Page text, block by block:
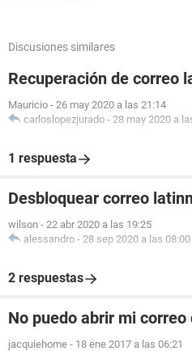
Discusiones similares
Recuperación de correo
Mauricio - 26 may 2020 a las 21:14
carloslopezjurado - 28 may 2020 a
1 respuesta
Desbloquear correo
wilson - 22 abr 2020 a las 19:25
alessandro - 28 sep 2020 a las 08:00
2 respuestas
No puedo abrir mi
jacquiehome - 18 ene 2017 a las 06:21